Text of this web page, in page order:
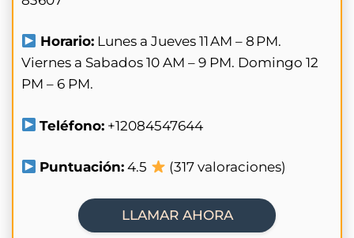
Horario: Lunes a Jueves 11 AM – 8 PM.
Viernes a Sabados 10 AM – 9 PM. Domingo 12
PM – 6 PM.
Teléfono: +12084547644
Puntuación: 4.5 (317 valoraciones)
LLAMAR AHORA